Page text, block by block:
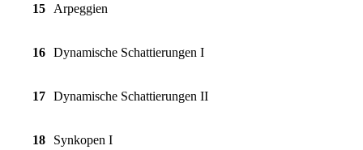
15 Arpeggien
16 Dynamische Schattierungen I
17 Dynamische Schattierungen II
18 Synkopen I